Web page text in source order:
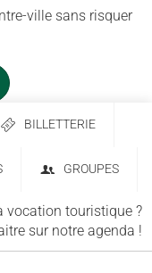
ville sans risquer
BILLETTERIE
GROUPES
vocation touristique ?
sur notre agenda !